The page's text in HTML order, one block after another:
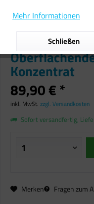
Ecobug 5 Liter
Konzentrat
89,90 € *
inkl. MwSt. zzgl. Versandkosten
Sofort versandfertig,
Merken Fragen zum
Mehr Informationen
Schließen